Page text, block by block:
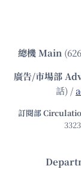
總機Main
廣告/市場部
話) /
訂閱部